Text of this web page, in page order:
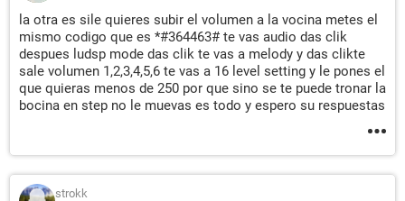
la otra es sile quieres subir el volumen a la vocina metes el
mismo codigo que es *#364463# te vas audio das clik
despues ludsp mode das clik te vas a melody y das clikte
sale volumen 1,2,3,4,5,6 te vas a 16 level setting y le pones el
que quieras menos de 250 por que sino se te puede tronar la
bocina en step no le muevas es todo y espero su respuestas
strokk